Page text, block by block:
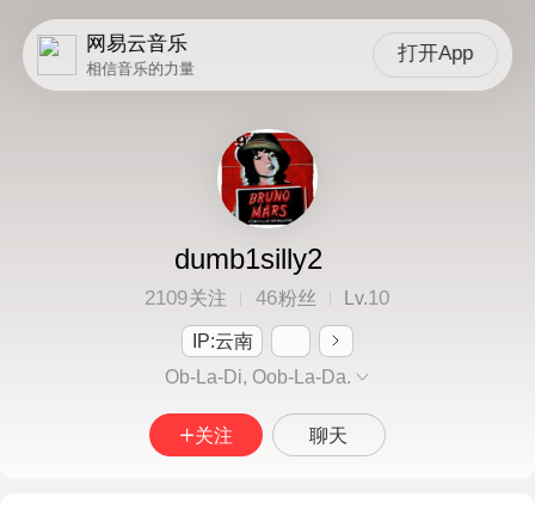
网易云音乐
相信音乐的力量
打开App
dumb1silly2
2109关注 46粉丝 Lv.10
IP:云南
Ob-La-Di, Oob-La-Da.
关注 聊天